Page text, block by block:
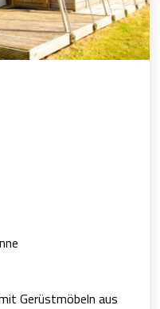
Gerüstmöbeln aus